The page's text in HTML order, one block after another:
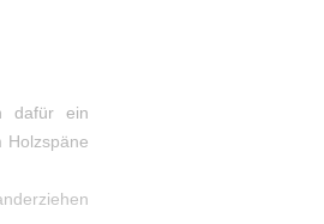
dafür ein
Holzspäne